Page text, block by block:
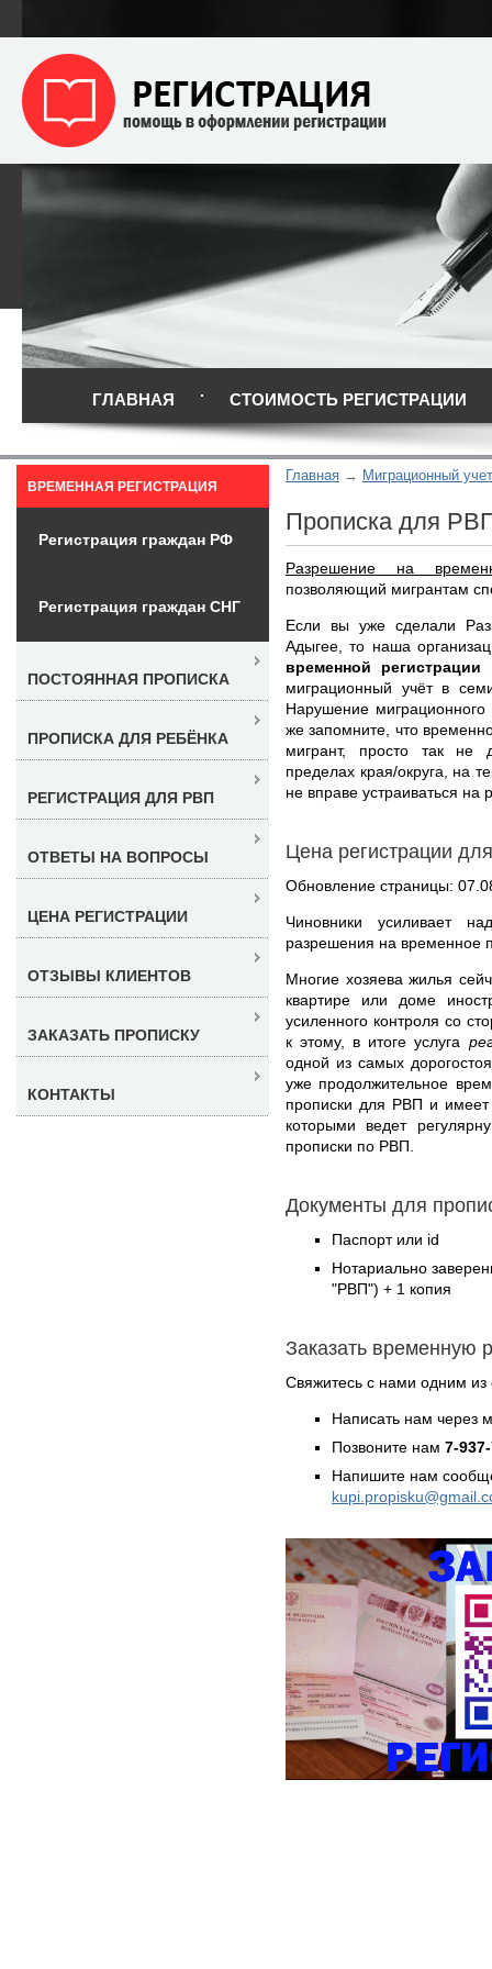
ГЛАВНАЯ СТОИМОСТЬ РЕГИСТРАЦИИ
Главная Миграционный
Прописка для
Разрешение на
позволяющий мигрантам
Если вы уже сделали
Адыгее, то наша
временной
миграционный учёт в
Нарушение
же запомните, что
мигрант, просто так не
пределах края/округа, на
не вправе устраиваться на
Цена регистрации
Обновление страницы:
Чиновники усиливает
разрешения на временное
Многие хозяева жилья
квартире или доме
усиленного контроля со
к этому, в итоге услуга
одной из самых
уже продолжительное
прописки для РВП и имеет
которыми ведет
прописки по РВП.
Документы для
Паспорт или id
Нотариально
"РВП") + 1 копия
Заказать временную
Свяжитесь с нами одним
Написать нам через
Позвоните нам 7-
Напишите нам
ВРЕМЕННАЯ РЕГИСТРАЦИЯ
Регистрация граждан РФ
Регистрация граждан СНГ
ПОСТОЯННАЯ ПРОПИСКА
ПРОПИСКА ДЛЯ РЕБЁНКА
РЕГИСТРАЦИЯ ДЛЯ РВП
ОТВЕТЫ НА ВОПРОСЫ
ЦЕНА РЕГИСТРАЦИИ
ОТЗЫВЫ КЛИЕНТОВ
ЗАКАЗАТЬ ПРОПИСКУ
КОНТАКТЫ